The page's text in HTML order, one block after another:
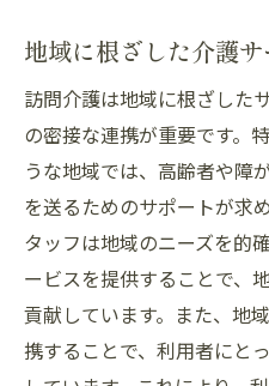
地域に根ざした介護
訪問介護は地域に根ざした
の密接な連携が重要です。
うな地域では、高齢者や障
を送るためのサポートが求
タッフは地域のニーズを的
ービスを提供することで、
貢献しています。また、地
携することで、利用者にと